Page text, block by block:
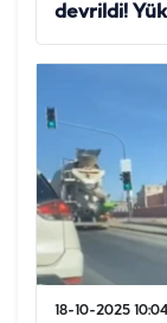
devrildi!
18-10-2025 10:04